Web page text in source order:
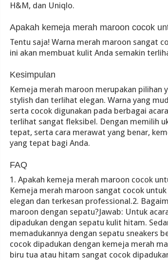
H&M, dan Uniqlo.
Apakah kemeja merah maroon cocok
Tentu saja! Warna merah maroon sangat
ini akan membuat kulit Anda semakin
Kesimpulan
Kemeja merah maroon merupakan
stylish dan terlihat elegan. Warna yang
serta cocok digunakan pada berbagai
terlihat sangat fleksibel. Dengan memilih
tepat, serta cara merawat yang benar,
yang tepat bagi Anda.
FAQ
1. Apakah kemeja merah maroon cocok
Kemeja merah maroon sangat cocok
elegan dan terkesan professional.2.
maroon dengan sepatu?Jawab: Untuk
dipadukan dengan sepatu kulit hitam.
memadukannya dengan sepatu sneakers
cocok dipadukan dengan kemeja merah
biru tua atau hitam sangat cocok